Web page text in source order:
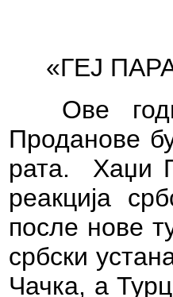
«ГЕЈ
Ове
Проданове
рата.
Хаџи
реакција
после нове
србски
Чачка, а